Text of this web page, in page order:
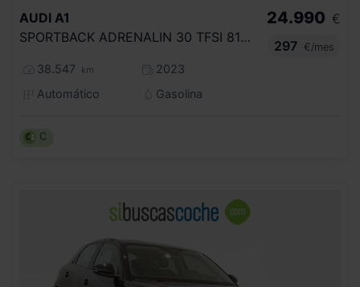
AUDI A1
SPORTBACK ADRENALIN 30 TFSI 81KW S TRON
38.547 km
2023
Automático
Gasolina
24.990 €
297
€/mes
C